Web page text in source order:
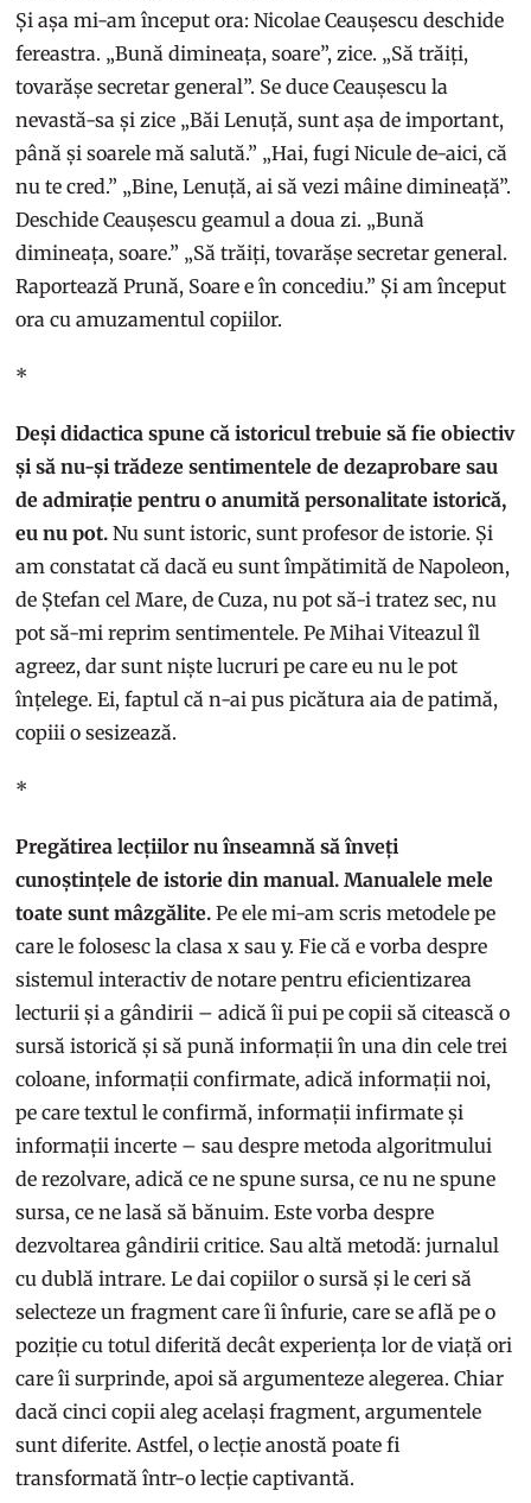
Și așa mi-am început ora: Nicolae Ceaușescu deschide
fereastra. „Bună dimineața, soare”, zice. „Să trăiți,
tovarășe secretar general”. Se duce Ceaușescu la
nevastă-sa și zice „Băi Lenuță, sunt așa de important,
până și soarele mă salută.” „Hai, fugi Nicule de-aici, că
nu te cred.” „Bine, Lenuță, ai să vezi mâine dimineață”.
Deschide Ceaușescu geamul a doua zi. „Bună
dimineața, soare.” „Să trăiți, tovarășe secretar general.
Raportează Prună, Soare e în concediu.” Și am început
ora cu amuzamentul copiilor.
*
Deși didactica spune că istoricul trebuie să fie obiectiv
și să nu-și trădeze sentimentele de dezaprobare sau
de admirație pentru o anumită personalitate istorică,
eu nu pot. Nu sunt istoric, sunt profesor de istorie. Și
am constatat că dacă eu sunt împătimită de Napoleon,
de Ștefan cel Mare, de Cuza, nu pot să-i tratez sec, nu
pot să-mi reprim sentimentele. Pe Mihai Viteazul îl
agreez, dar sunt niște lucruri pe care eu nu le pot
înțelege. Ei, faptul că n-ai pus picătura aia de patimă,
copiii o sesizează.
*
Pregătirea lecțiilor nu înseamnă să înveți
cunoștințele de istorie din manual. Manualele mele
toate sunt mâzgălite. Pe ele mi-am scris metodele pe
care le folosesc la clasa x sau y. Fie că e vorba despre
sistemul interactiv de notare pentru eficientizarea
lecturii și a gândirii – adică îi pui pe copii să citească o
sursă istorică și să pună informații în una din cele trei
coloane, informații confirmate, adică informații noi,
pe care textul le confirmă, informații infirmate și
informații incerte – sau despre metoda algoritmului
de rezolvare, adică ce ne spune sursa, ce nu ne spune
sursa, ce ne lasă să bănuim. Este vorba despre
dezvoltarea gândirii critice. Sau altă metodă: jurnalul
cu dublă intrare. Le dai copiilor o sursă și le ceri să
selecteze un fragment care îi înfurie, care se află pe o
poziție cu totul diferită decât experiența lor de viață ori
care îi surprinde, apoi să argumenteze alegerea. Chiar
dacă cinci copii aleg același fragment, argumentele
sunt diferite. Astfel, o lecție anostă poate fi
transformată într-o lecție captivantă.